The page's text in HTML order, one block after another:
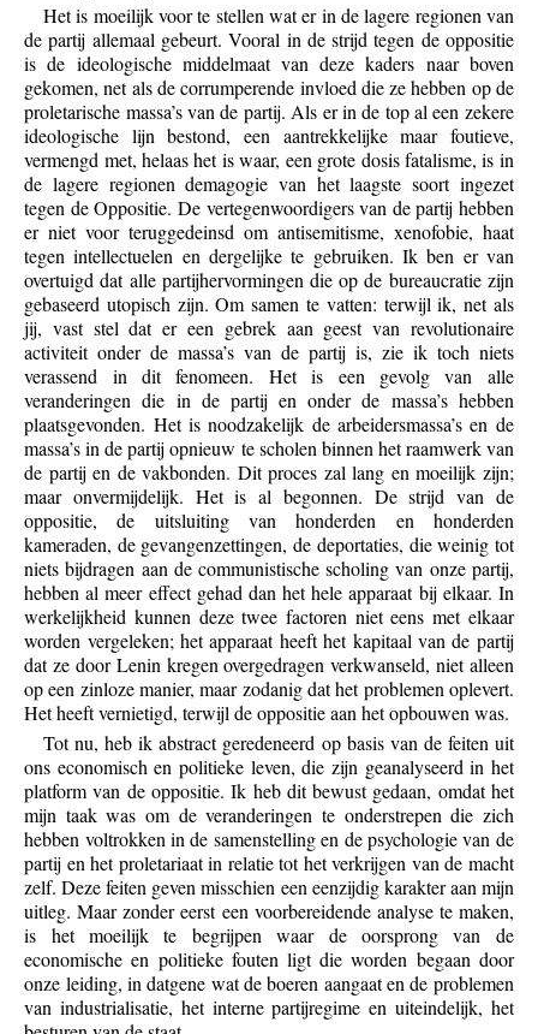
Het is moeilijk voor te stellen wat er in de lagere regionen van
de partij allemaal gebeurt. Vooral in de strijd tegen de oppositie
is de ideologische middelmaat van deze kaders naar boven
gekomen, net als de corrumperende invloed die ze hebben op de
proletarische massa’s van de partij. Als er in de top al een zekere
ideologische lijn bestond, een aantrekkelijke maar foutieve,
vermengd met, helaas het is waar, een grote dosis fatalisme, is in
de lagere regionen demagogie van het laagste soort ingezet
tegen de Oppositie. De vertegenwoordigers van de partij hebben
er niet voor teruggedeinsd om antisemitisme, xenofobie, haat
tegen intellectuelen en dergelijke te gebruiken. Ik ben er van
overtuigd dat alle partijhervormingen die op de bureaucratie zijn
gebaseerd utopisch zijn. Om samen te vatten: terwijl ik, net als
jij, vast stel dat er een gebrek aan geest van revolutionaire
activiteit onder de massa’s van de partij is, zie ik toch niets
verassend in dit fenomeen. Het is een gevolg van alle
veranderingen die in de partij en onder de massa’s hebben
plaatsgevonden. Het is noodzakelijk de arbeidersmassa’s en de
massa’s in de partij opnieuw te scholen binnen het raamwerk van
de partij en de vakbonden. Dit proces zal lang en moeilijk zijn;
maar onvermijdelijk. Het is al begonnen. De strijd van de
oppositie, de uitsluiting van honderden en honderden
kameraden, de gevangenzettingen, de deportaties, die weinig tot
niets bijdragen aan de communistische scholing van onze partij,
hebben al meer effect gehad dan het hele apparaat bij elkaar. In
werkelijkheid kunnen deze twee factoren niet eens met elkaar
worden vergeleken; het apparaat heeft het kapitaal van de partij
dat ze door Lenin kregen overgedragen verkwanseld, niet alleen
op een zinloze manier, maar zodanig dat het problemen oplevert.
Het heeft vernietigd, terwijl de oppositie aan het opbouwen was.
Tot nu, heb ik abstract geredeneerd op basis van de feiten uit
ons economisch en politieke leven, die zijn geanalyseerd in het
platform van de oppositie. Ik heb dit bewust gedaan, omdat het
mijn taak was om de veranderingen te onderstrepen die zich
hebben voltrokken in de samenstelling en de psychologie van de
partij en het proletariaat in relatie tot het verkrijgen van de macht
zelf. Deze feiten geven misschien een eenzijdig karakter aan mijn
uitleg. Maar zonder eerst een voorbereidende analyse te maken,
is het moeilijk te begrijpen waar de oorsprong van de
economische en politieke fouten ligt die worden begaan door
onze leiding, in datgene wat de boeren aangaat en de problemen
van industrialisatie, het interne partijregime en uiteindelijk, het